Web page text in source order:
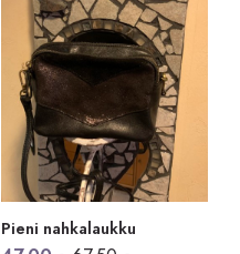
Pieni nahkalaukku